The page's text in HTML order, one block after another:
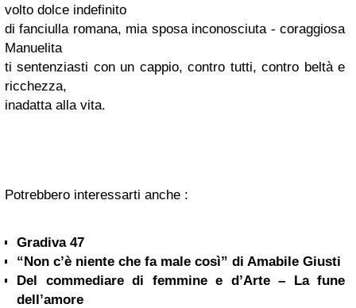
volto dolce indefinito
di fanciulla romana, mia sposa inconosciuta- coraggiosa
Manuelita
tisentenziasti con un cappio, contro tutti, contro beltàe
ricchezza,
inadatta alla vita.
Potrebbero interessarti anche :
Gradiva 47
“Non c’è niente che fa male così” di Amabile Giusti
Del commediare di femmine e d’Arte – La fune
dell’amore